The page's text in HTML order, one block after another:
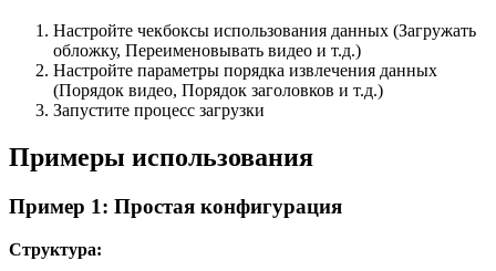
Настройте чекбоксы использования данных (Загружать
обложку, Переименовывать видео и т.д.)
Настройте параметры порядка извлечения данных
(Порядок видео, Порядок заголовков и т.д.)
Запустите процесс загрузки
Примеры использования
Пример 1: Простая конфигурация
Структура: